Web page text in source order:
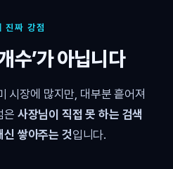
진짜 강점
수’가 아닙니다
시장에 많지만, 대부분 흩어져
은 사장님이 직접 못 하는 검색
쌓아주는 것입니다.